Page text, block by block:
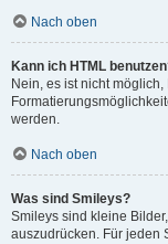
Nach oben
Kann ich HTML
Nein, es ist nicht
werden.
Nach oben
Was sind Smileys?
Smileys sind kleine
auszudrücken. Für jeden